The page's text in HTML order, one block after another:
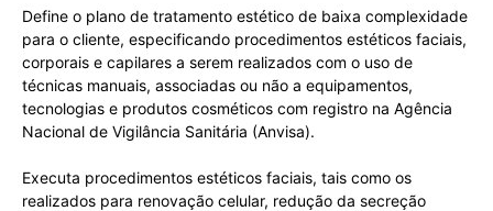
Define o plano de tratamento estético de baixa complexidade
para o cliente, especificando procedimentos estéticos faciais,
corporais e capilares a serem realizados com o uso de
técnicas manuais, associadas ou não a equipamentos,
tecnologias e produtos cosméticos com registro na Agência
Nacional de Vigilância Sanitária (Anvisa).
Executa procedimentos estéticos faciais, tais como os
realizados para renovação celular, redução da secreção